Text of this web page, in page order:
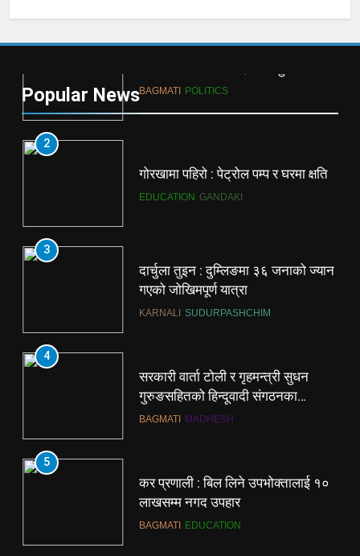
Popular NewsBAGMATI POLITICS
2
गोरखामा पहिरो : पेट्रोल पम्प र घरमा क्षति
EDUCATION GANDAKI
3
दार्चुला तुइन : दुम्लिङमा ३६ जनाको ज्यान
गएको जोखिमपूर्ण यात्रा
KARNALI SUDURPASHCHIM
4
सरकारी वार्ता टोली र गृहमन्त्री सुधन
गुरुङसहितको हिन्दूवादी संगठनका
प्रतिनिधिहरूबीच छलफल
BAGMATI MADHESH
5
कर प्रणाली : बिल लिने उपभोक्तालाई १०
लाखसम्म नगद उपहार
BAGMATI EDUCATION